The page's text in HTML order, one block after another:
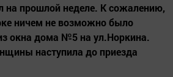
на прошлой неделе. К сожалению,
ничем не возможно было
окна дома №5 на ул.Норкина.
наступила до приезда